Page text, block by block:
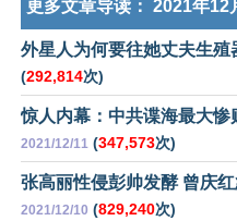
更多文章导读： 2021年12
外星人为何要往她丈夫生殖
(292,814次)
惊人内幕：中共谍海最大惨
2021/12/11 (347,573次)
张高丽性侵彭帅发酵 曾庆
2021/12/10 (829,240次)